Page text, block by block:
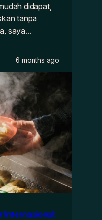
didapat,
tanpa
saya…
6 months ago
Internasional: